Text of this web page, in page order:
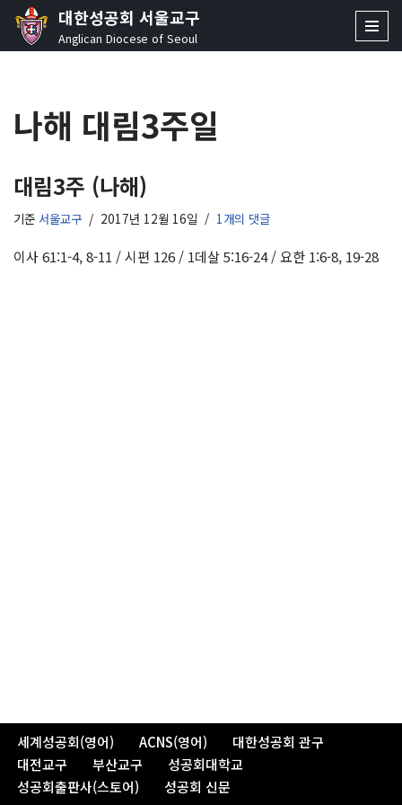
콘
로
건
뛰
기
대한성공회 서울교구
Anglican Diocese of Seoul
나해 대림3주일
대림3주 (나해)
기준 서울교구 2017년 12월 16일 1개의 댓글
이사 61:1-4, 8-11 / 시편 126 / 1데살 5:16-24 / 요한 1:6-8, 19-28
세계성공회(영어) ACNS(영어)
대한성공회 관구
대전교구
부산교구
성공회대학교
성공회출판사(스토어)
성공회 신문